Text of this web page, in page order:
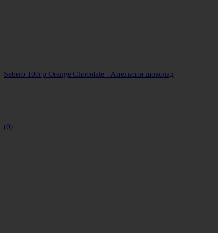
Sebero 100гр Orange Chocolate - Апельсин шоколад
(0)